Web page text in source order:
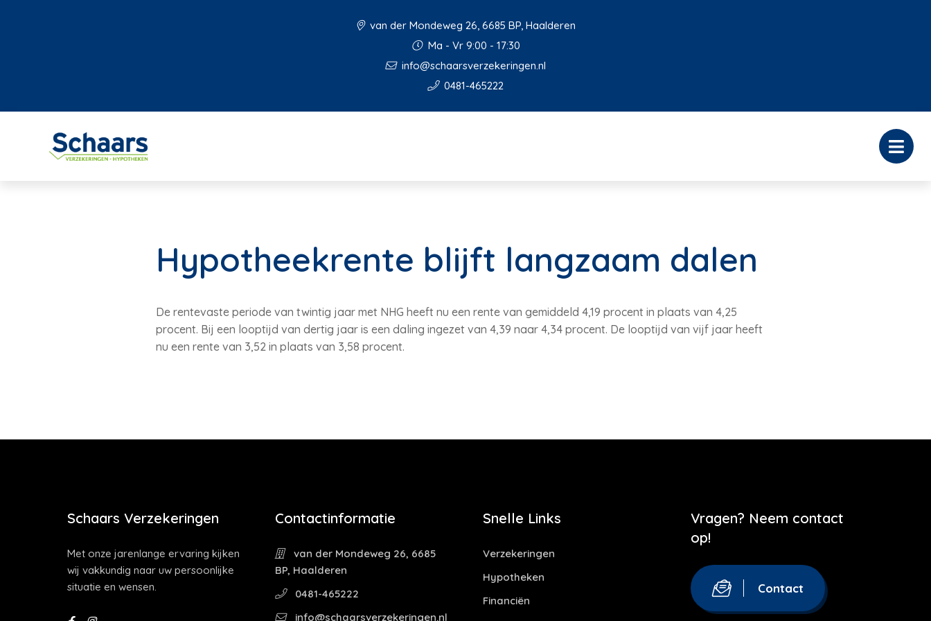
van der Mondeweg 26, 6685 BP, Haalderen
Ma - Vr 9:00 - 17:30
info@schaarsverzekeringen.nl
0481-465222
Hypotheekrente blijft langzaam dalen
De rentevaste periode van twintig jaar met NHG heeft nu een rente van gemiddeld 4,19 procent in plaats van 4,25
procent. Bij een looptijd van dertig jaar is een daling ingezet van 4,39 naar 4,34 procent. De looptijd van vijf jaar heeft
nu een rente van 3,52 in plaats van 3,58 procent.
Schaars Verzekeringen
Met onze jarenlange ervaring kijken
wij vakkundig naar uw persoonlijke
situatie en wensen.
Contactinformatie
van der Mondeweg 26, 6685
BP, Haalderen
0481-465222
info@schaarsverzekeringen.nl
Snelle Links
Verzekeringen
Hypotheken
Financiën
Vragen? Neem contact
op!
Contact